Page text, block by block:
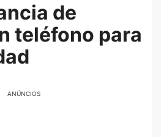
de
teléfono para
ANÚNCIOS